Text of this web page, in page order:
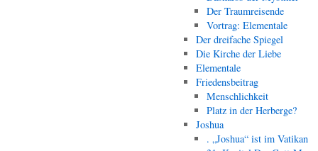
Der Traumreisende
Vortrag: Elementale
Der dreifache Spiegel
Die Kirche der Liebe
Elementale
Friedensbeitrag
Menschlichkeit
Platz in der Herberge?
Joshua
. „Joshua“ ist im Vatikan